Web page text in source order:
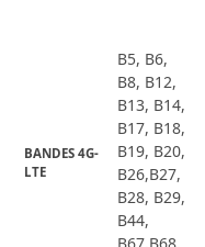
BANDES 4G-
LTE
B5, B6,
B8, B12,
B13, B14,
B17, B18,
B19, B20,
B26,B27,
B28, B29,
B44,
B67,B68,